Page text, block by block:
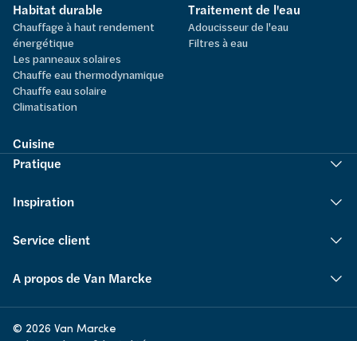
Habitat durable
Chauffage à haut rendement
énergétique
Les panneaux solaires
Chauffe eau thermodynamique
Chauffe eau solaire
Climatisation
Traitement de l'eau
Adoucisseur de l'eau
Filtres à eau
Cuisine
Pratique
Inspiration
Service client
A propos de Van Marcke
© 2026 Van Marcke